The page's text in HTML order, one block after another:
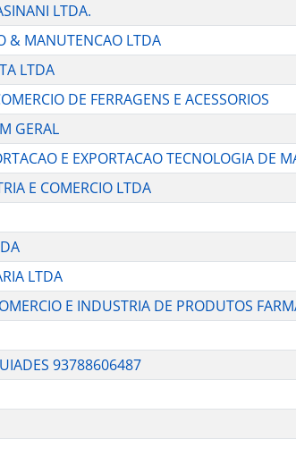
LTDA.
& MANUTENCAO LTDA
LTDA
DE FERRAGENS E ACESSORIOS
GERAL
E EXPORTACAO TECNOLOGIA DE
E COMERCIO LTDA
LTDA
E INDUSTRIA DE PRODUTOS
93788606487